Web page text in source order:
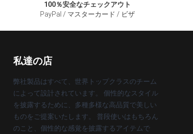
100％安全なチェックアウト
PayPal / マスターカード / ビザ
私達の店
弊社製品はすべて、世界トップクラスのチーム
によって設計されています。 個性的なスタイル
を披露するために、多種多様な高品質で美しい
ものをご提案いたします。 普段使いはもちろん
のこと、個性的な感覚を披露するアイテムで